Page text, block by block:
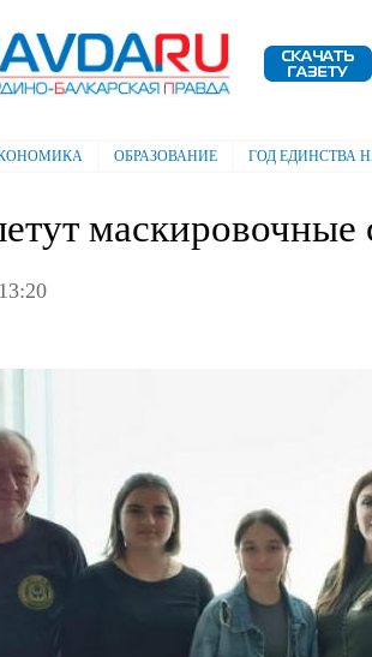
"Кабардино-
ОБРАЗОВАНИЕ ГОД ЕДИНСТВА
маскировочные